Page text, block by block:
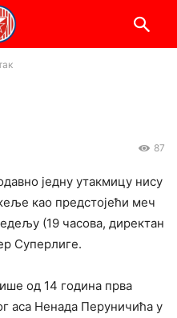
87
једну утакмицу нису
као предстојећи меч
(19 часова, директан
Суперлиге.
од 14 година прва
аса Ненада Перуничића у